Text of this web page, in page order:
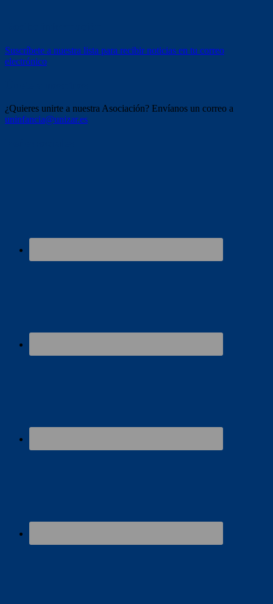
Suscríbete a nuestra lista para recibir noticias en tu correo
electrónico
¿Quieres unirte a nuestra Asociación? Envíanos un correo a
uninfancia@unizar.es